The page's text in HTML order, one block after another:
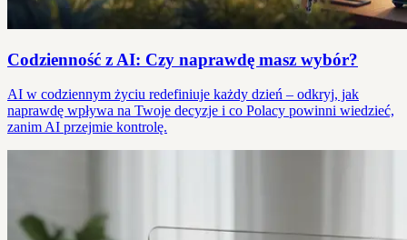
Codzienność z AI: Czy naprawdę masz wybór?
AI w codziennym życiu redefiniuje każdy dzień – odkryj, jak
naprawdę wpływa na Twoje decyzje i co Polacy powinni wiedzieć,
zanim AI przejmie kontrolę.